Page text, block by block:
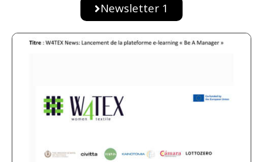
Newsletter 1